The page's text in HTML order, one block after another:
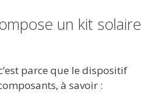
un kit solaire
parce que le dispositif
à savoir :